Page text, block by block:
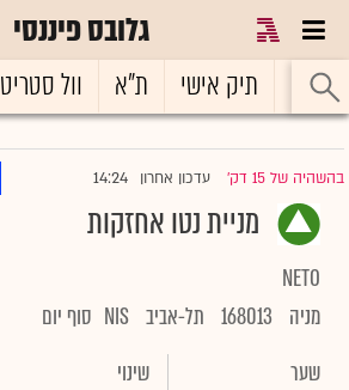
גלובס פיננסי
ראשי תיק אישי ת"א וול סטריט
בהשהיה של 15 דק' |עדכון אחרון 14:24
מניית נטו אחזקות
NETO
מניה
168013 תל-אביב NIS סוף יום
שער
שינוי